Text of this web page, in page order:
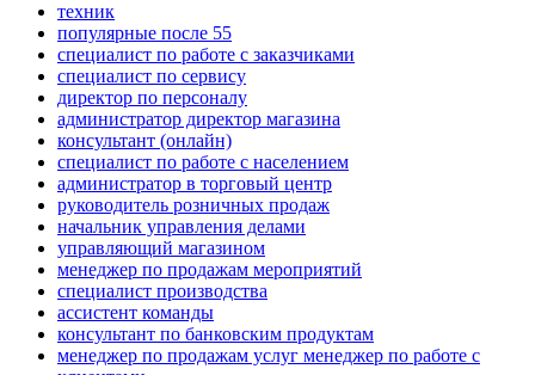
техник
популярные после 55
специалист по работе с заказчиками
специалист по сервису
директор по персоналу
администратор директор магазина
консультант (онлайн)
специалист по работе с населением
администратор в торговый центр
руководитель розничных продаж
начальник управления делами
управляющий магазином
менеджер по продажам мероприятий
специалист производства
ассистент команды
консультант по банковским продуктам
менеджер по продажам услуг менеджер по работе с